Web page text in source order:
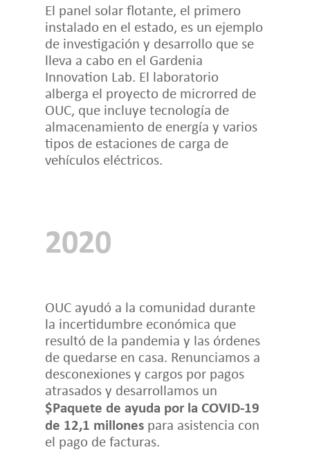
El panel solar flotante, el primero
instalado en el estado, es un ejemplo
de investigación y desarrollo que se
lleva a cabo en el Gardenia
Innovation Lab. El laboratorio
alberga el proyecto de microrred de
OUC, que incluye tecnología de
almacenamiento de energía y varios
tipos de estaciones de carga de
vehículos eléctricos.
2020
OUC ayudó a la comunidad durante
la incertidumbre económica que
resultó de la pandemia y las órdenes
de quedarse en casa. Renunciamos a
desconexiones y cargos por pagos
atrasados y desarrollamos un
$Paquete de ayuda por la COVID-19
de 12,1 millonespara asistencia con
el pago de facturas.